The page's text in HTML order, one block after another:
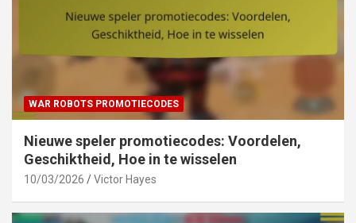
WAR ROBOTS PROMOTIECODES
Nieuwe speler promotiecodes: Voordelen,
Geschiktheid, Hoe in te wisselen
10/03/2026 Victor Hayes